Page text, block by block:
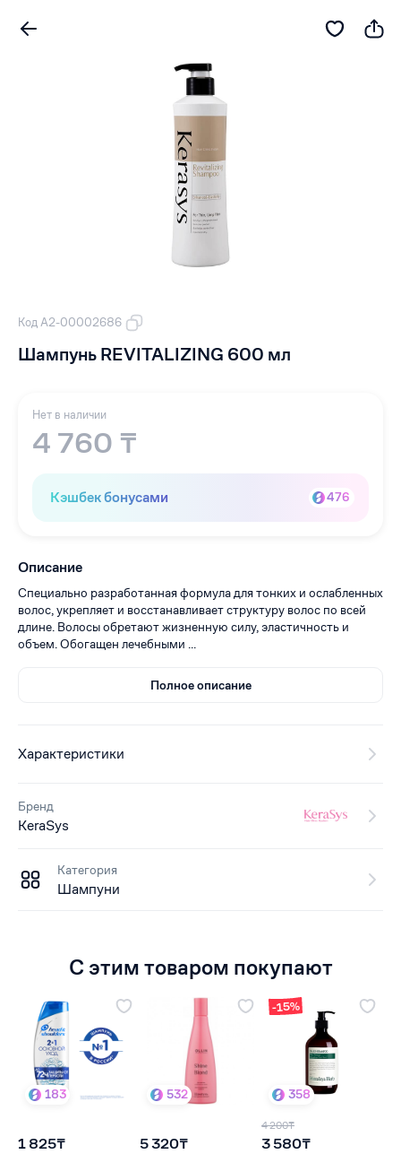
Код А2-00002686
Шампунь REVITALIZING 600 мл
Нет в наличии
4 760 ₸
Кэшбек бонусами 476
Описание
Специально разработанная формула для тонких и ослабленных
волос, укрепляет и восстанавливает структуру волос по всей
длине. Волосы обретают жизненную силу, эластичность и
объем. Обогащен лечебными ...
Полное описание
Характеристики
Бренд
KeraSys
Категория
Шампуни
С этим товаром покупают
183
1 825₸
532
5 320₸
-15%
358
4 200₸
3 580₸